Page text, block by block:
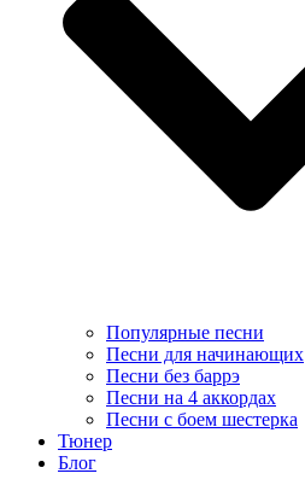
Популярные песни
Песни для начинающих
Песни без баррэ
Песни на 4 аккордах
Песни с боем шестерка
Тюнер
Блог